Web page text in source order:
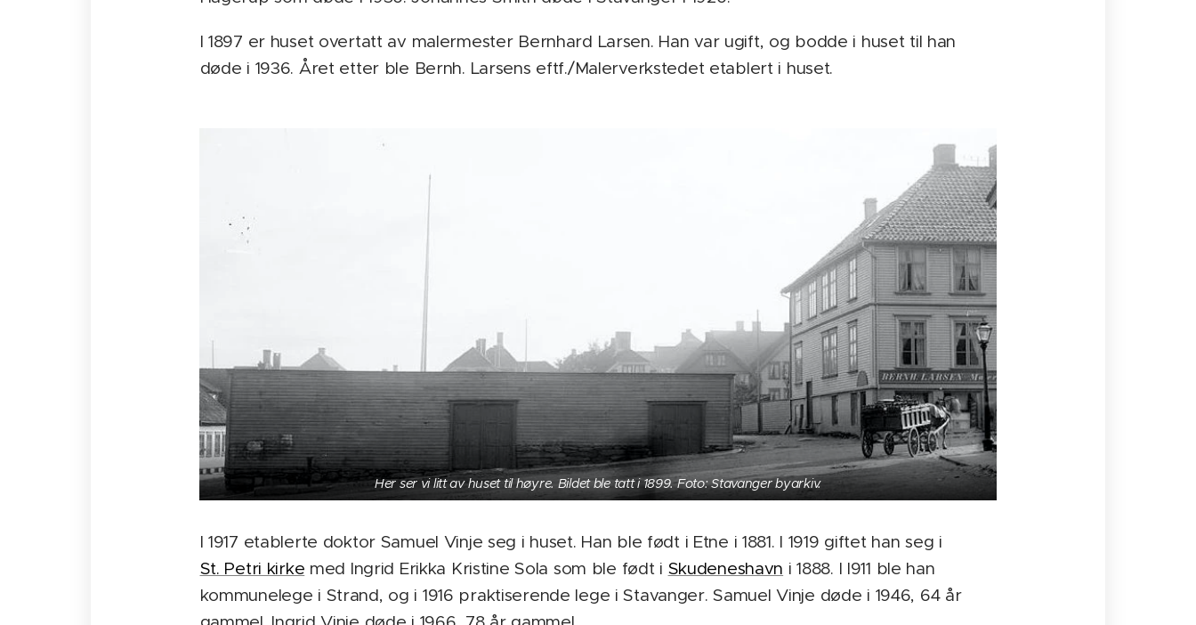
I 1897 er huset overtatt av malermester Bernhard Larsen. Han var ugift, og bodde i huset til han
døde i 1936. Året etter ble Bernh. Larsens eftf./Malerverkstedet etablert i huset.
Her ser vi litt av huset til høyre. Bildet ble tatt i 1899. Foto: Stavanger byarkiv.
I 1917 etablerte doktor Samuel Vinje seg i huset. Han ble født i Etne i 1881. I 1919 giftet han seg i
St. Petri kirke med Ingrid Erikka Kristine Sola som ble født i Skudeneshavn i 1888. I I911 ble han
kommunelege i Strand, og i 1916 praktiserende lege i Stavanger. Samuel Vinje døde i 1946, 64 år